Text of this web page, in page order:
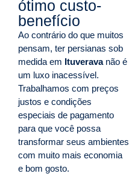
ótimo custo-
benefício
Ao contrário do que muitos
pensam, ter persianas sob
medida em Ituverava não é
um luxo inacessível.
Trabalhamos com preços
justos e condições
especiais de pagamento
para que você possa
transformar seus ambientes
com muito mais economia
e bom gosto.